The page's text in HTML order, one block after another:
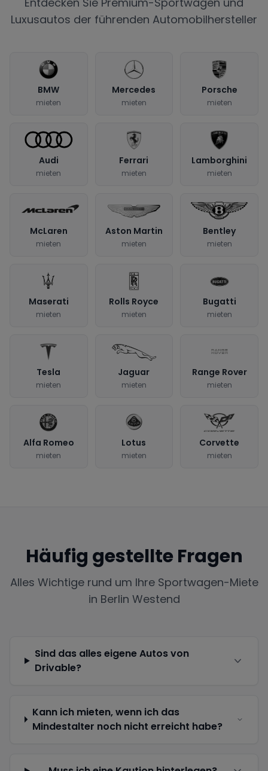
Luxusautos der führenden Automobilhersteller
BMW
mieten
Mercedes
mieten
Porsche
mieten
Audi
mieten
Ferrari
mieten
Lamborghini
mieten
McLaren
mieten
Aston Martin
mieten
Bentley
mieten
Maserati
mieten
Rolls Royce
mieten
Bugatti
mieten
Tesla
mieten
Jaguar
mieten
Range Rover
mieten
Alfa Romeo
mieten
Lotus
mieten
Corvette
mieten
Häufig gestellte Fragen
Alles Wichtige rund um Ihre Sportwagen-Miete
in Berlin Westend
Sind das alles eigene Autos von
Drivable?
Kann ich mieten, wenn ich das
Mindestalter noch nicht erreicht habe?